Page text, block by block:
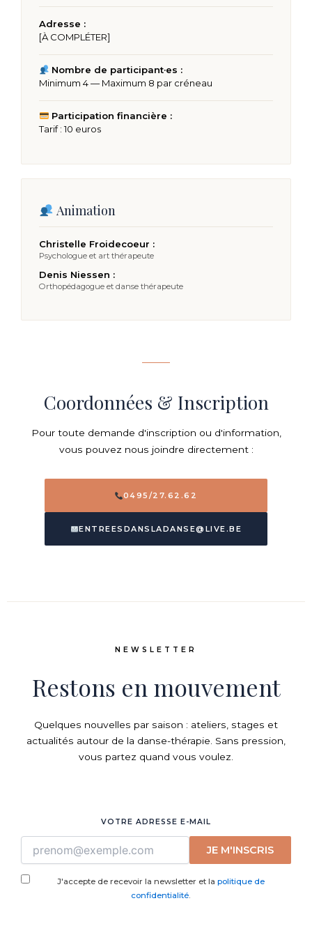
Adresse :
[À COMPLÉTER]
Nombre de participant·es :
Minimum 4 — Maximum 8 par créneau
Participation financière :
Tarif : 10 euros
Animation
Christelle Froidecoeur :
Psychologue et art thérapeute
Denis Niessen :
Orthopédagogue et danse thérapeute
Coordonnées & Inscription
Pour toute demande d'inscription ou d'information,
vous pouvez nous joindre directement :
0495/27.62.62
ENTREESDANSLADANSE@LIVE.BE
NEWSLETTER
Restons en mouvement
Quelques nouvelles par saison : ateliers, stages et
actualités autour de la danse-thérapie. Sans pression,
vous partez quand vous voulez.
VOTRE ADRESSE E-MAIL
JE M'INSCRIS
J'accepte de recevoir la newsletter et la politique de
confidentialité.